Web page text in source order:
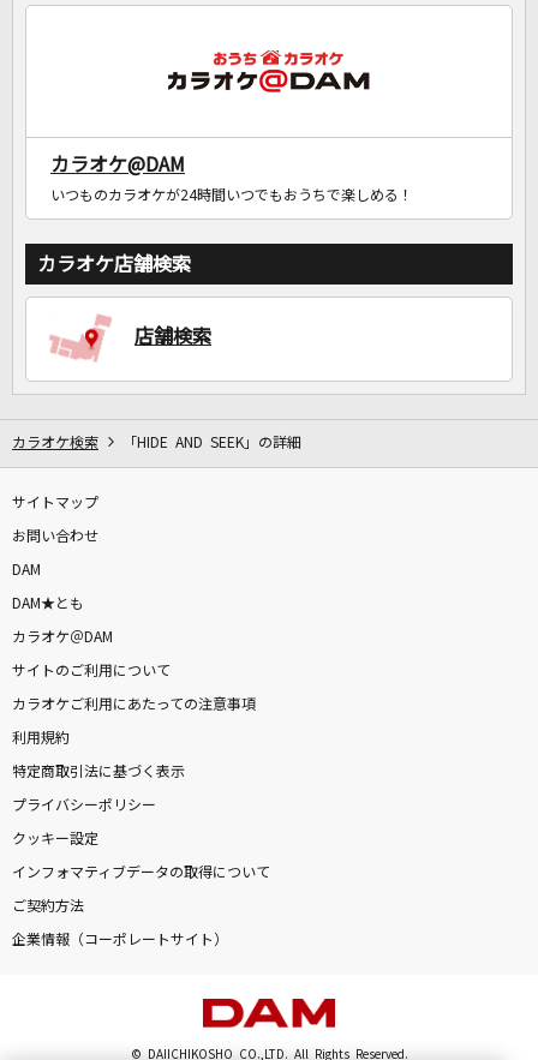
カラオケ@DAM
いつものカラオケが24時間いつでもおうちで楽しめる！
カラオケ店舗検索
店舗検索
カラオケ検索 「HIDE AND SEEK」の詳細
サイトマップ
お問い合わせ
DAM
DAM★とも
カラオケ＠DAM
サイトのご利用について
カラオケご利用にあたっての注意事項
利用規約
特定商取引法に基づく表示
プライバシーポリシー
クッキー設定
インフォマティブデータの取得について
ご契約方法
企業情報（コーポレートサイト）
© DAIICHIKOSHO CO.,LTD. All Rights Reserved.